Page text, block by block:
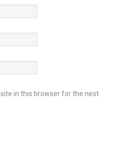
in this browser for the next